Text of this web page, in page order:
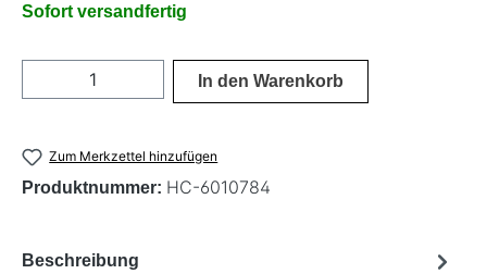
Sofort versandfertig
Produkt Anzahl: Gib den gewünschten
In den Warenkorb
Zum Merkzettel hinzufügen
Produktnummer: HC-6010784
Beschreibung